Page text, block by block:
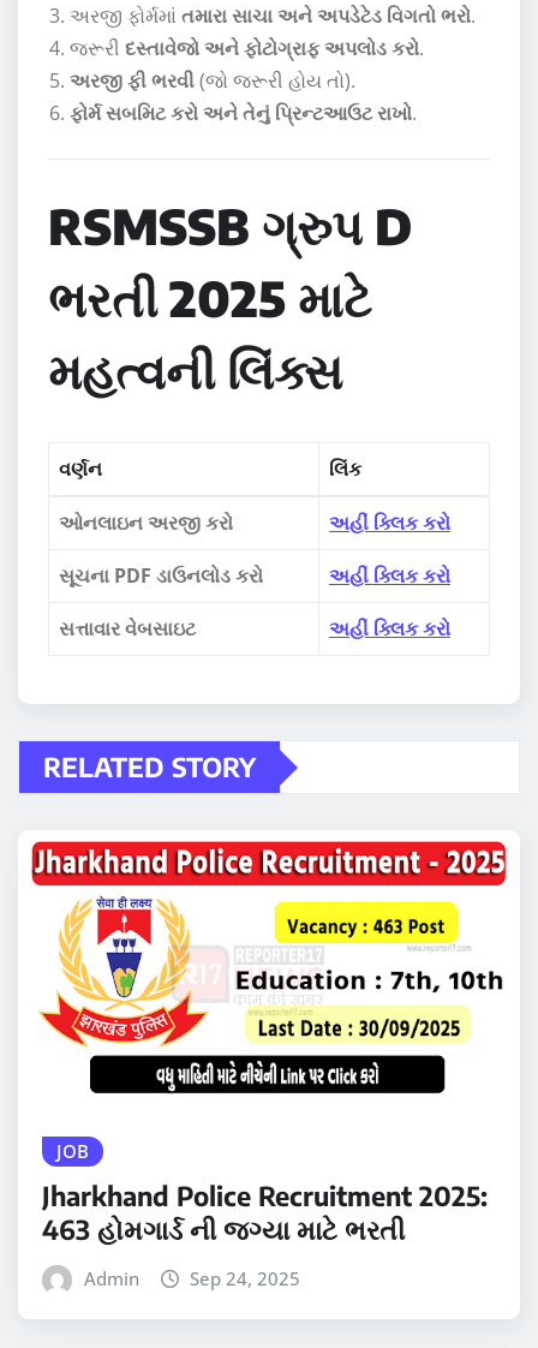
અરજી ફોર્મમાં તમારા સાચા અને અપડેટેડ વિગતો ભરો.
જરૂરી દસ્તાવેજો અને ફોટોગ્રાફ અપલોડ કરો.
અરજી ફી ભરવી(જો જરૂરી હોય તો).
ફોર્મ સબમિટ કરો અને તેનું પ્રિન્ટઆઉટ રાખો.
RSMSSB ગ્રુપ D
ભરતી 2025 માટે
મહત્વની લિંક્સ
વર્ણન લિંક
ઓનલાઇન અરજી કરો
અહીં ક્લિક કરો
સૂચના PDF ડાઉનલોડ કરો
અહીં ક્લિક કરો
સત્તાવાર વેબસાઇટ
અહીં ક્લિક કરો
RELATED STORY
JOB
Jharkhand Police Recruitment 2025:
463 હોમગાર્ડ ની જગ્યા માટે ભરતી
Admin Sep 24, 2025